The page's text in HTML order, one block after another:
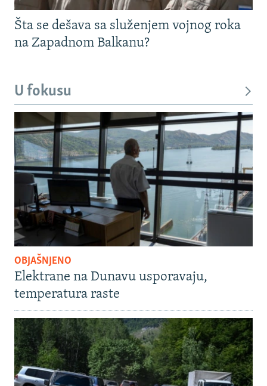
Šta se dešava sa služenjem vojnog roka
na Zapadnom Balkanu?
U fokusu
OBJAŠNJENO
Elektrane na Dunavu usporavaju,
temperatura raste